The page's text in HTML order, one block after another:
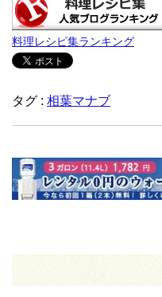
料理レシピ集ランキング
タグ : 相葉マナブ